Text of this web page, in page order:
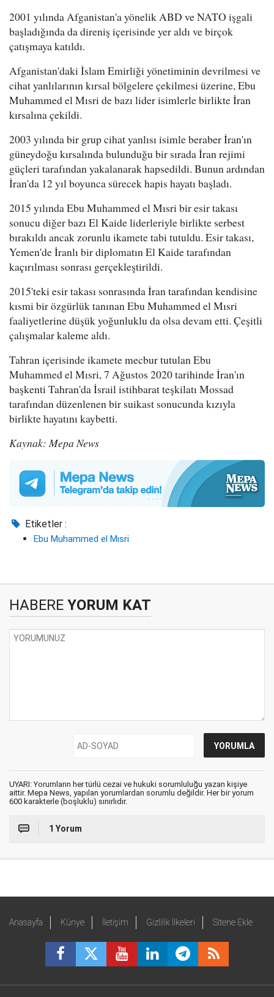
2001 yılında Afganistan'a yönelik ABD ve NATO işgali
başladığında da direniş içerisinde yer aldı ve birçok
çatışmaya katıldı.
Afganistan'daki İslam Emirliği yönetiminin devrilmesi ve
cihat yanlılarının kırsal bölgelere çekilmesi üzerine, Ebu
Muhammed el Mısri de bazı lider isimlerle birlikte İran
kırsalına çekildi.
2003 yılında bir grup cihat yanlısı isimle beraber İran'ın
güneydoğu kırsalında bulunduğu bir sırada İran rejimi
güçleri tarafından yakalanarak hapsedildi. Bunun ardından
İran'da 12 yıl boyunca sürecek hapis hayatı başladı.
2015 yılında Ebu Muhammed el Mısri bir esir takası
sonucu diğer bazı El Kaide liderleriyle birlikte serbest
bırakıldı ancak zorunlu ikamete tabi tutuldu. Esir takası,
Yemen'de İranlı bir diplomatın El Kaide tarafından
kaçırılması sonrası gerçekleştirildi.
2015'teki esir takası sonrasında İran tarafından kendisine
kısmi bir özgürlük tanınan Ebu Muhammed el Mısri
faaliyetlerine düşük yoğunluklu da olsa devam etti. Çeşitli
çalışmalar kaleme aldı.
Tahran içerisinde ikamete mecbur tutulan Ebu
Muhammed el Mısri, 7 Ağustos 2020 tarihinde İran'ın
başkenti Tahran'da İsrail istihbarat teşkilatı Mossad
tarafından düzenlenen bir suikast sonucunda kızıyla
birlikte hayatını kaybetti.
Kaynak: Mepa News
Etiketler :
Ebu Muhammed el Mısri
HABERE YORUM KAT
UYARI: Yorumların her türlü cezai ve hukuki sorumluluğu yazan kişiye
aittir. Mepa News, yapılan yorumlardan sorumlu değildir. Her bir yorum
600 karakterle (boşluklu) sınırlıdır.
1 Yorum
Anasayfa Künye İletişim Gizlilik İlkeleri Sitene Ekle